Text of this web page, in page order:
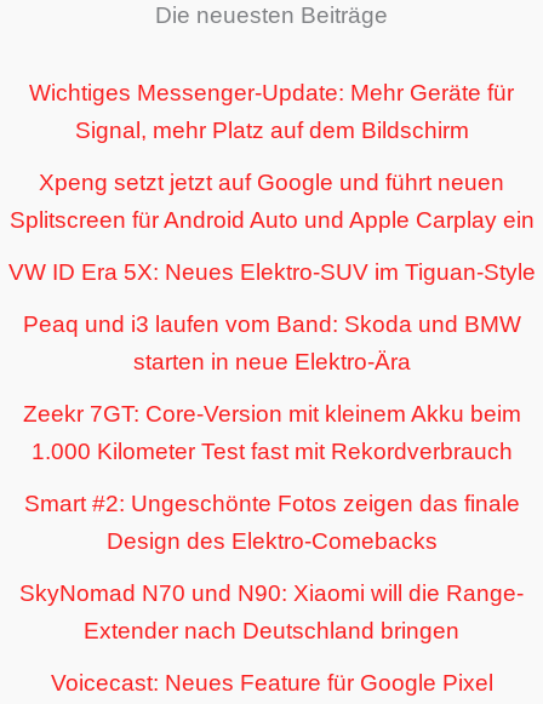
Die neuesten Beiträge
Wichtiges Messenger-Update: Mehr Geräte für
Signal, mehr Platz auf dem Bildschirm
Xpeng setzt jetzt auf Google und führt neuen
Splitscreen für Android Auto und Apple Carplay ein
VW ID Era 5X: Neues Elektro-SUV im Tiguan-Style
Peaq und i3 laufen vom Band: Skoda und BMW
starten in neue Elektro-Ära
Zeekr 7GT: Core-Version mit kleinem Akku beim
1.000 Kilometer Test fast mit Rekordverbrauch
Smart #2: Ungeschönte Fotos zeigen das finale
Design des Elektro-Comebacks
SkyNomad N70 und N90: Xiaomi will die Range-
Extender nach Deutschland bringen
Voicecast: Neues Feature für Google Pixel